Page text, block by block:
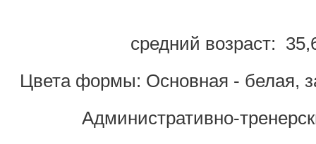
средний возраст:
Цвета формы: Основная - белая,
Административно-